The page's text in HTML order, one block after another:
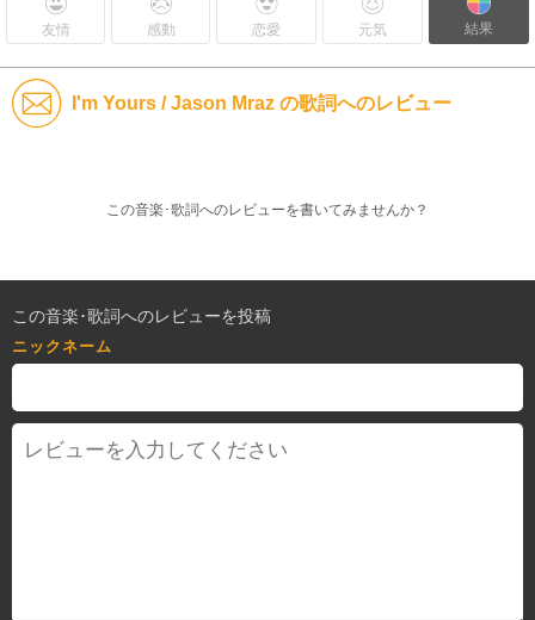
友情 感動 恋愛 元気 結果
I'm Yours / Jason Mraz の歌詞へのレビュー
この音楽･歌詞へのレビューを書いてみませんか？
この音楽･歌詞へのレビューを投稿
ニックネーム